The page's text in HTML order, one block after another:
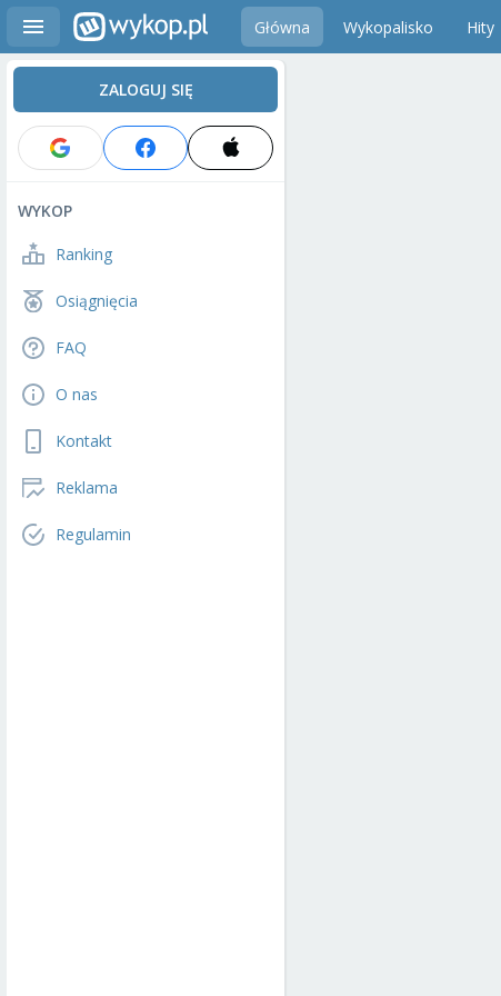
Główna Wykopalisko Hity
ZALOGUJ SIĘ
WYKOP
Ranking
Osiągnięcia
FAQ
O nas
Kontakt
Reklama
Regulamin